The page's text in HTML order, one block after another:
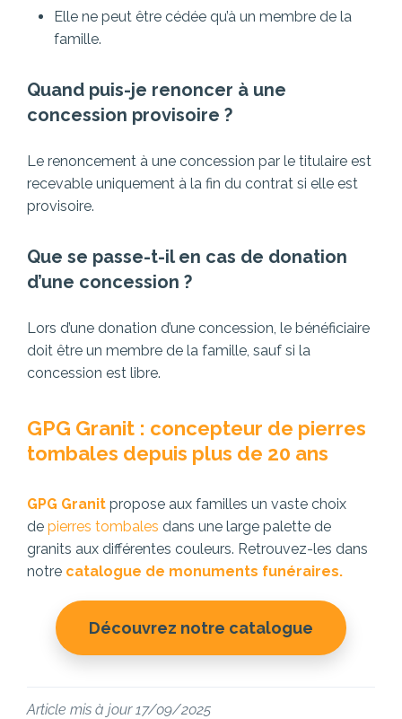
Elle ne peut être cédée qu’à un membre de la
famille.
Quand puis-je renoncer à une
concession provisoire ?
Le renoncement à une concession par le titulaire est
recevable uniquement à la fin du contrat si elle est
provisoire.
Que se passe-t-il en cas de donation
d’une concession ?
Lors d’une donation d’une concession, le bénéficiaire
doit être un membre de la famille, sauf si la
concession est libre.
GPG Granit : concepteur de pierres
tombales depuis plus de 20 ans
GPG Granit propose aux familles un vaste choix
de pierres tombales dans une large palette de
granits aux différentes couleurs. Retrouvez-les dans
notre catalogue de monuments funéraires.
Découvrez notre catalogue
Article mis à jour 17/09/2025